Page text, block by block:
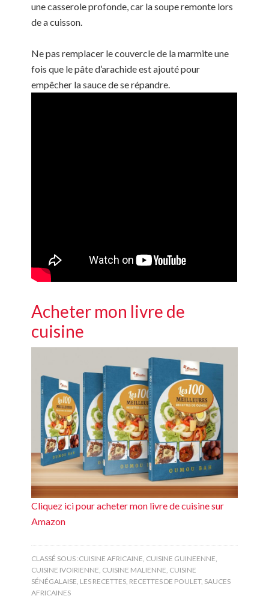
une casserole profonde, car la soupe remonte lors
de a cuisson.
Ne pas remplacer le couvercle de la marmite une
fois que le pâte d’arachide est ajouté pour
empêcher la sauce de se répandre.
Acheter mon livre de
cuisine
Cliquez ici pour acheter mon livre de cuisine sur
Amazon
CLASSÉ SOUS :CUISINE AFRICAINE CUISINE GUINEENNE
CUISINE IVOIRIENNE CUISINE MALIENNE CUISINE
SÉNÉGALAISE LES RECETTES RECETTES DE POULET, SAUCES
AFRICAINES